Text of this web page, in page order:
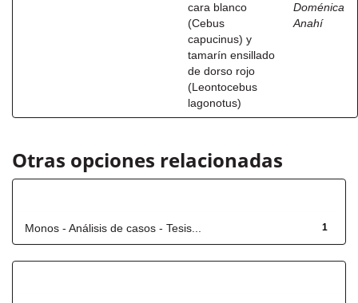
cara blanco
(Cebus
capucinus) y
tamarín ensillado
de dorso rojo
(Leontocebus
lagonotus)
Doménica
Anahí
Otras opciones relacionadas
1
Monos - Análisis de casos - Tesis...